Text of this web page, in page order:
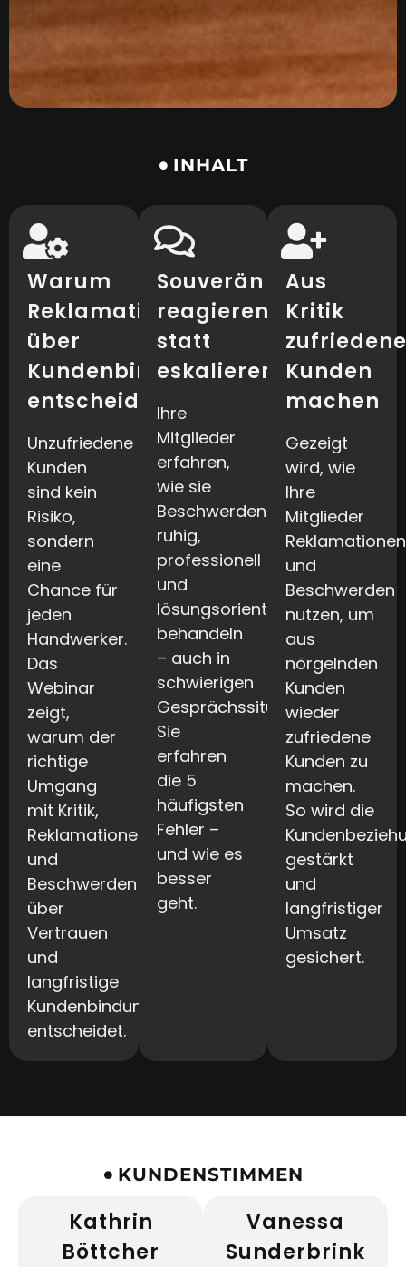
INHALT
Warum
Reklamationen
über
Kundenbindung
entscheiden
Unzufriedene
Kunden
sind kein
Risiko,
sondern
eine
Chance für
jeden
Handwerker.
Das
Webinar
zeigt,
warum der
richtige
Umgang
mit Kritik,
Reklamationen
und
Beschwerden
über
Vertrauen
und
langfristige
Kundenbindung
entscheidet.
Souverän
reagieren
statt
eskalieren
Ihre
Mitglieder
erfahren,
wie sie
Beschwerden
ruhig,
professionell
und
lösungsorientiert
behandeln
– auch in
schwierigen
Gesprächssituationen.
Sie
erfahren
die 5
häufigsten
Fehler –
und wie es
besser
geht.
Aus
Kritik
Kunden
machen
Gezeigt
wird, wie
Ihre
Mitglieder
Reklamationen
und
Beschwerden
nutzen, um
aus
nörgelnden
Kunden
wieder
zufriedene
Kunden zu
machen.
So wird die
gestärkt
und
langfristiger
Umsatz
gesichert.
KUNDENSTIMMEN
Kathrin
Böttcher
Vanessa
Sunderbrink